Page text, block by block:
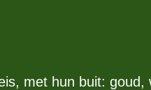
met hun buit: